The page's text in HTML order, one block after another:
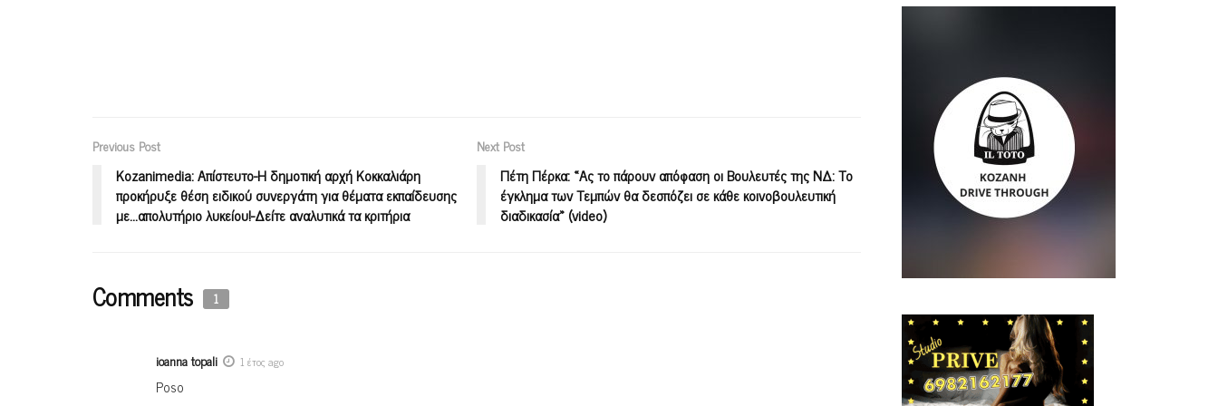
Previous Post
Κοzanimedia: Απίστευτο-Η δημοτική αρχή Κοκκαλιάρη
προκήρυξε θέση ειδικού συνεργάτη για θέματα εκπαίδευσης
με…απολυτήριο λυκείου!-Δείτε αναλυτικά τα κριτήρια
Next Post
Πέτη Πέρκα: «Ας το πάρουν απόφαση οι Βουλευτές της ΝΔ: Το
έγκλημα των Τεμπών θα δεσπόζει σε κάθε κοινοβουλευτική
διαδικασία» (video)
Comments 1
ioanna topali 1 έτος ago
Poso